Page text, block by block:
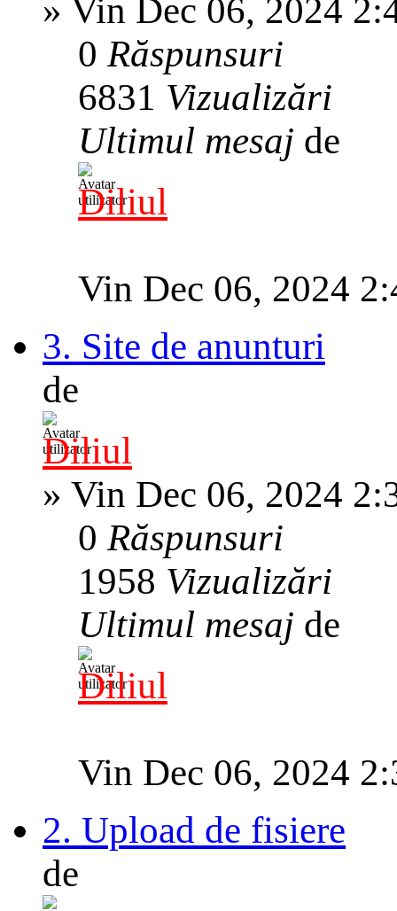
» Vin Dec 06, 2024
0Răspunsuri
6831 Vizualizări
Ultimul mesaj de
Diliul
Vin Dec 06, 2024
3. Site de anunturi
de
Diliul
» Vin Dec 06, 2024
0Răspunsuri
1958 Vizualizări
Ultimul mesaj de
Diliul
Vin Dec 06, 2024
2. Upload de fisiere
de